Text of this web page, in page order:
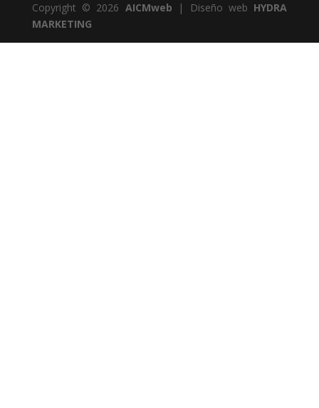
Copyright © 2026 AICMweb | Diseño web HYDRA
MARKETING